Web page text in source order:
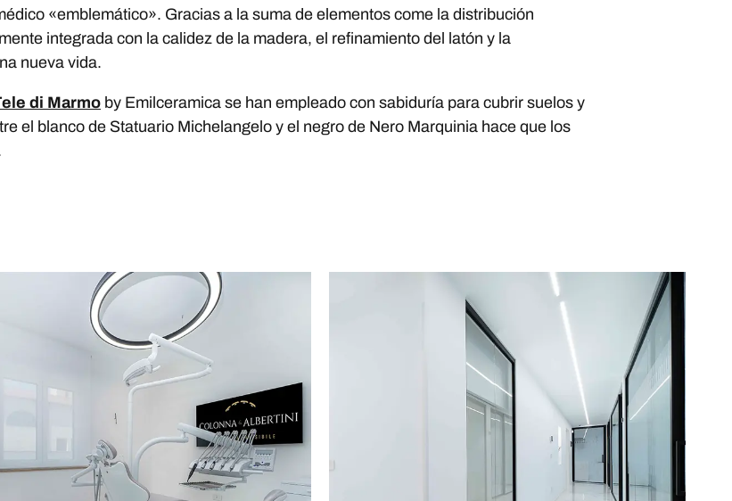
«emblemático». Gracias a la suma de elementos come la distribución
integrada con la calidez de la madera, el refinamiento del latón y la
nueva vida.
di Marmo by Emilceramica se han empleado con sabiduría para cubrir suelos y
el blanco de Statuario Michelangelo y el negro de Nero Marquinia hace que los